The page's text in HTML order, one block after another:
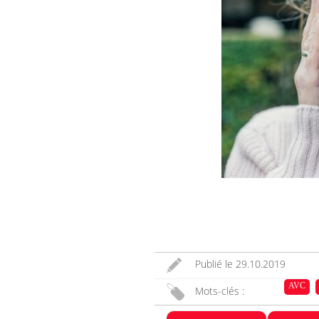
Publié le 29.10.2019
Mots-clés :
AVC